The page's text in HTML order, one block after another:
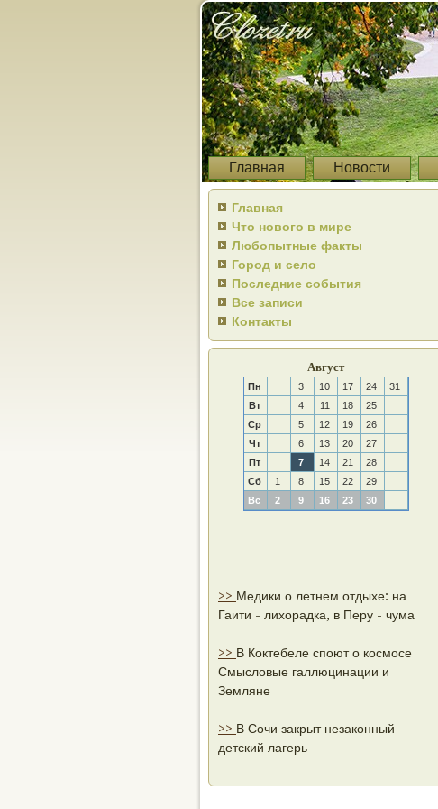
Главная Новости
Главная
Что нового в мире
Любопытные факты
Город и село
Последние события
Все записи
Контакты
Август
Пн 3 10 17 24
31
Вт
4 11 18
25
Ср
5 12 19
26
Чт
6 13 20
27
Пт
7 14 21
28
Сб
1 8 15 22
29
Вс
2 9 16 23 30
>> Медики о летнем отдыхе: на
Гаити - лихорадка, в Перу - чума
>> В Коктебеле споют о космосе
Смысловые галлюцинации и
Земляне
>> В Сочи закрыт незаконный
детский лагерь